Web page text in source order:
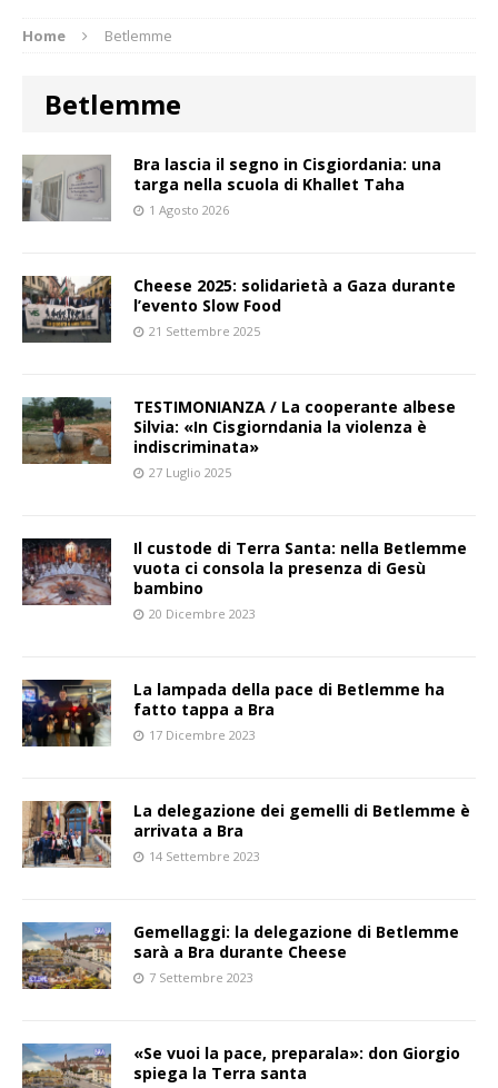
Home Betlemme
Betlemme
Bra lascia il segno in Cisgiordania: una
targa nella scuola di Khallet Taha
1 Agosto 2026
Cheese 2025: solidarietà a Gaza durante
l’evento Slow Food
21 Settembre 2025
TESTIMONIANZA / La cooperante albese
Silvia: «In Cisgiorndania la violenza è
indiscriminata»
27 Luglio 2025
Il custode di Terra Santa: nella Betlemme
vuota ci consola la presenza di Gesù
bambino
20 Dicembre 2023
La lampada della pace di Betlemme ha
fatto tappa a Bra
17 Dicembre 2023
La delegazione dei gemelli di Betlemme è
arrivata a Bra
14 Settembre 2023
Gemellaggi: la delegazione di Betlemme
sarà a Bra durante Cheese
7 Settembre 2023
«Se vuoi la pace, preparala»: don Giorgio
spiega la Terra santa